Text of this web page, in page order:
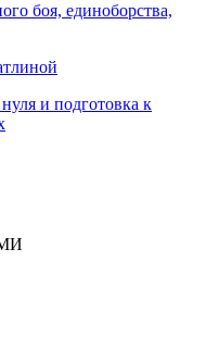
боя, единоборства,
и подготовка к